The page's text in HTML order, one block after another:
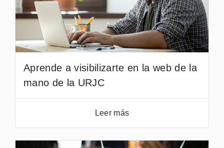
Aprende a visibilizarte en la web de la
mano de la URJC
Leer más